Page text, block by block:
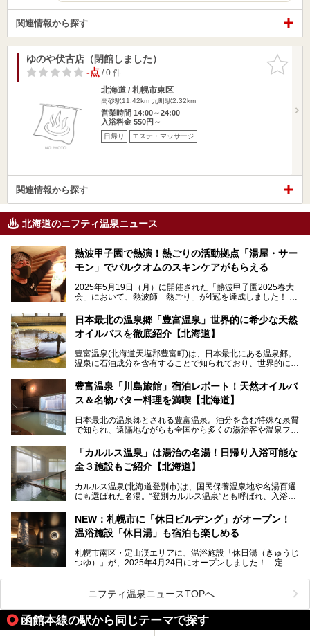
関連情報から探す
お気に入
りに追加
ゆのや伏古店（閉館しました）
-点/ 0 件
北海道 / 札幌市東区
高砂駅11.42km 元町駅2.32km
営業時間 14:00～24:00
入浴料金 550円～
日帰り エステ・マッサージ
関連情報から探す
北海道のニフティ温泉ニュース
熱波甲子園で熱演！熱ごりの活動拠点「湯屋・サー
モン」でバルクオムのスキンケアがもらえる
2025年5月19日（月）に開催された「熱波甲子園2025春大
会」において、熱波師「熱ごり」が4冠を達成しました！
動拠点である北海道の銭湯「湯屋・サーモン」にて、メンズ
スキンケアブランド バルクオムの「ONE DAY KIT」を数量
限定でプレゼントいたします。
で、ぜひお試しください。※6月13日配布開始、なくなり次
第終了
───
提供元：株式会社バルクオム【PR】
この記事は株式会社バルクオム商品のPR記事です。
日本最北の温泉郷「豊富温泉」世界的に希少な天然
オイルバスを徹底紹介【北海道】
豊富温泉(北海道天塩郡豊富町)は、日本最北にある温泉郷。
温泉に石油成分を含有することで知られており、世界的にも
に特効があると言われ、遠隔地ながらも全国から湯治・療養
目的で多くの人々が訪れます。
地体験し、独自の視点で豊富温泉の“天然オイルバス”をレポ
ート。温泉地概要や日帰り入浴施設をはじめ、宿泊施設・ア
豊富温泉「川島旅館」宿泊レポート！天然オイルバ
ス＆名物バター料理を満喫【北海道】
日本最北の温泉郷とされる豊富温泉。油分を含む特殊な泉質
で知られ、遠隔地ながらも全国から多くの湯治客や温泉ファ
「川島旅館」は、豊富温泉の開湯当初から営業する老舗旅
館。とりわけ温泉の良さと名物のバター料理に定評があり、
の温泉や料理をはじめ、パブリックスペース・客室など宿の
全貌を徹底的にご紹介します！
「カルルス温泉」は湯治の名湯！日帰り入浴可能な
全３施設もご紹介【北海道】
カルルス温泉(北海道登別市)は、国民保養温泉地や名湯百選
にも選ばれた名湯。“登別カルルス温泉”とも呼ばれ、入浴剤
豊かな登別温泉とは対照的な存在で、今も湯治場的な要素が
残る閑静な温泉地です。
地体験し、カルルス温泉をご紹介。温泉地の概要や泉質解説
をはじめ、日帰り入浴可能な全３施設の紹介・周辺観光・ア
NEW：札幌市に「休日ビルヂング」がオープン！
温浴施設「休日湯」も宿泊も楽しめる
札幌市南区・定山渓エリアに、温浴施設「休日湯（きゅうじ
つゆ）」が、2025年4月24日にオープンしました！ 定山
この施設は、温泉・サウナの「休日湯」・ラウンジの「THE
LOUNGE DAYOF」・グルメ「休日洋麺店」・ホテル「エク
スクラメーションホテル」で構成された、まさに大人の癒し
空間。
今回は、そんな「休日ビルヂング」の魅力を5つのポイント
ニフティ温泉ニュースTOPへ
函館本線の駅から同じテーマで探す